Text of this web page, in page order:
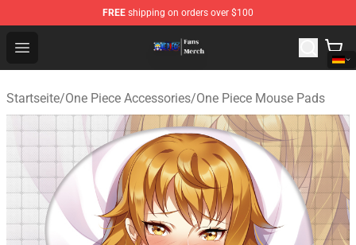
FREE shipping on orders over $100
Open menu
One Piece Store - Official One Piece Merchandise Shop
Startseite/One Piece Accessories/One Piece Mouse Pads